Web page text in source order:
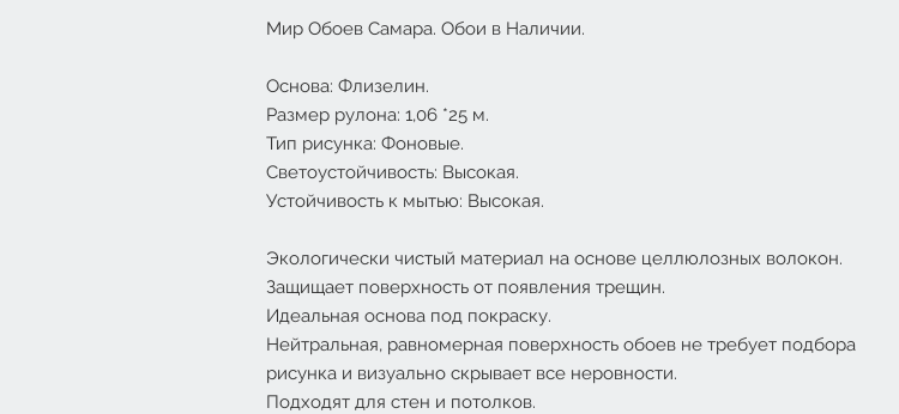
Мир Обоев Самара. Обои в Наличии.
Основа: Флизелин.
Размер рулона: 1,06 *25 м.
Тип рисунка: Фоновые.
Светоустойчивость: Высокая.
Устойчивость к мытью: Высокая.
Экологически чистый материал на основе целлюлозных волокон.
Защищает поверхность от появления трещин.
Идеальная основа под покраску.
Нейтральная, равномерная поверхность обоев не требует подбора
рисунка и визуально скрывает все неровности.
Подходят для стен и потолков.